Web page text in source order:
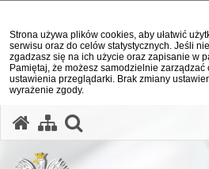
Strona używa plików cookies, aby ułatwić
serwisu oraz do celów statystycznych. Jeśli
zgadzasz się na ich użycie oraz zapisanie w
Pamiętaj, że możesz samodzielnie
ustawienia przeglądarki. Brak zmiany
wyrażenie zgody.